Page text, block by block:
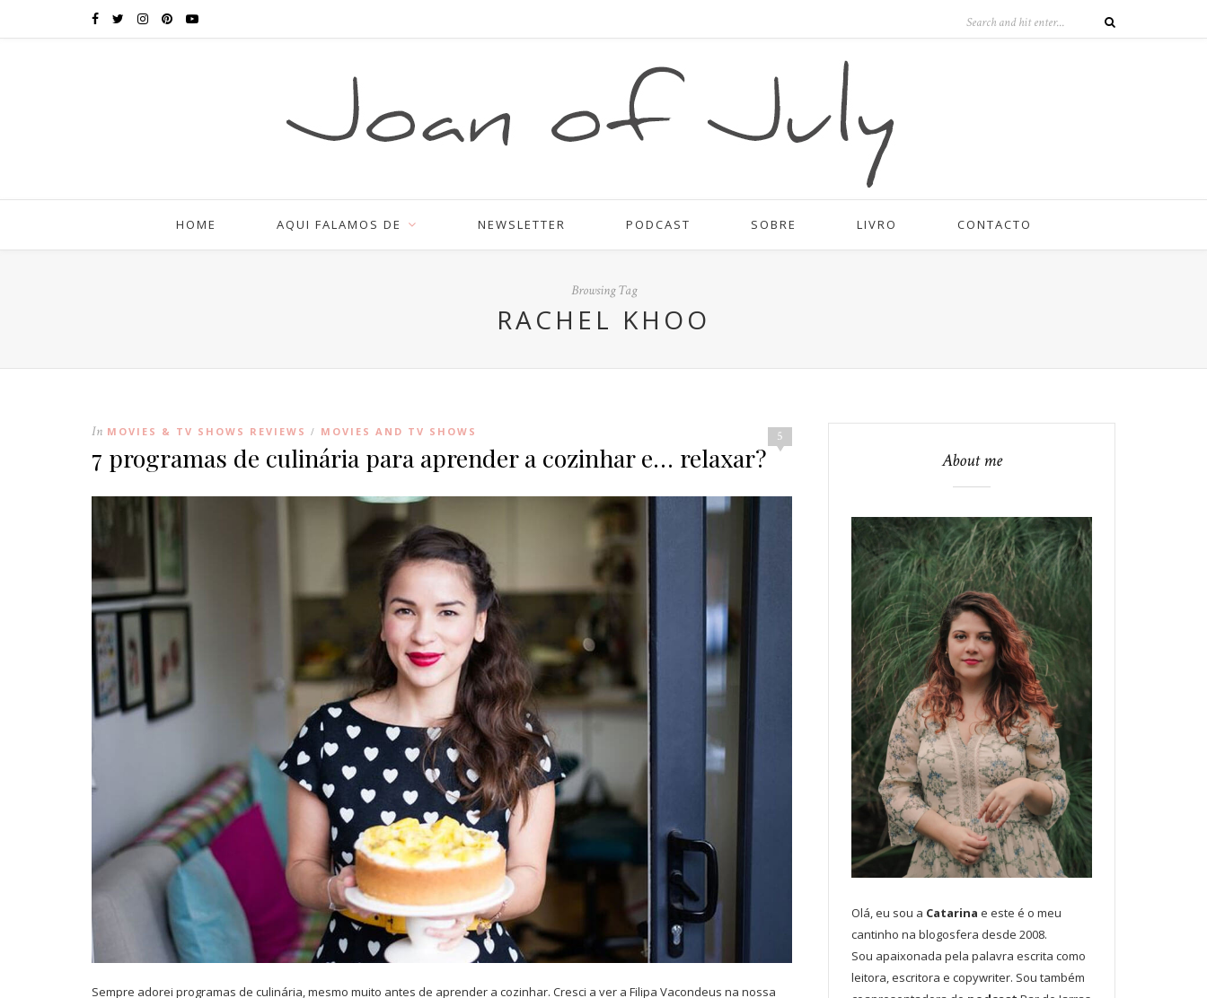
HOME AQUI FALAMOS DE NEWSLETTER PODCAST SOBRE LIVRO CONTACTO
Browsing Tag
RACHEL KHOO
5
In MOVIES & TV SHOWS REVIEWS / MOVIES AND TV SHOWS
7 programas de culinária para aprender a cozinhar e… relaxar?
Sempre adorei programas de culinária, mesmo muito antes de aprender a cozinhar. Cresci a ver a Filipa Vacondeus na nossa
About me
Olá, eu sou a Catarina e este é o meu
cantinho na blogosfera desde 2008.
Sou apaixonada pela palavra escrita como
leitora, escritora e copywriter. Sou também